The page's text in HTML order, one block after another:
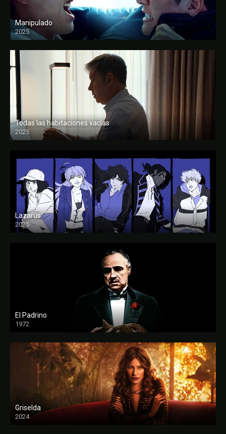
Manipulado
2025
Todas las habitaciones vacías
2025
FULL HD
Lazarus
2025
El Padrino
1972
FULL HD
Griselda
2024